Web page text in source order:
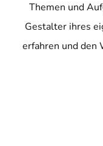
Themen und
Gestalter ihres
erfahren und den